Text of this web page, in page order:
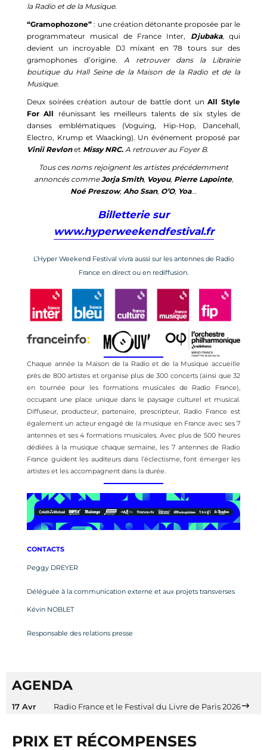
la Radio et de la Musique.
“Gramophozone”: une création détonante proposée par le
programmateur musical de France Inter, Djubaka, qui
devient un incroyable DJ mixant en 78 tours sur des
gramophones d’origine. A retrouver dans la Librairie
boutique du Hall Seine de la Maison de la Radio et de la
Musique.
Deux soirées création autour de battle dont unAll Style
For All réunissant les meilleurs talents de six styles de
danses emblématiques (Voguing, Hip-Hop, Dancehall,
Electro, Krump et Waacking). Un événement proposé par
Vinii Revlonet Missy NRC. A retrouver au Foyer B.
Tous ces noms rejoignent les artistes précédemment
annoncés commeJorja Smith, Voyou, Pierre Lapointe,
Noé Preszow, Aho Ssan, O’O, Yoa...
Billetterie sur
www.hyperweekendfestival.fr
L’Hyper Weekend Festival vivra aussi sur les antennes de Radio
France en direct ou en rediffusion.
Chaque année la Maison de la Radio et de la Musique accueille
près de 800 artistes et organise plus de 300 concerts (ainsi que 32
en tournée pour les formations musicales de Radio France),
occupant une place unique dans le paysage culturel et musical.
Diffuseur, producteur, partenaire, prescripteur, Radio France est
également un acteur engagé de la musique en France avec ses 7
antennes et ses 4 formations musicales. Avec plus de 500 heures
dédiées à la musique chaque semaine, les 7 antennes de Radio
France guident les auditeurs dans l’éclectisme, font émerger les
artistes et les accompagnent dans la durée.
CONTACTS
Peggy DREYER
Déléguée à la communication externe et aux projets transverses
Kévin NOBLET
Responsable des relations presse
AGENDA
17 Avr Radio France et le Festival du Livre de Paris 2026
PRIX ET RÉCOMPENSES